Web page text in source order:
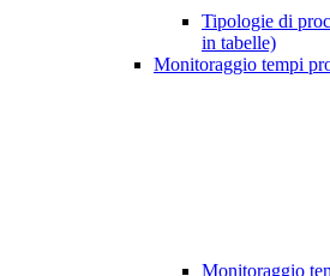
Tipologie di
in tabelle)
Monitoraggio tempi
Monitoraggio